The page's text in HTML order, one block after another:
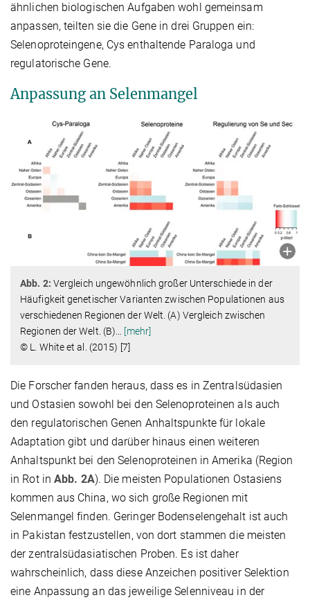
ähnlichen biologischen Aufgaben wohl gemeinsam
anpassen, teilten sie die Gene in drei Gruppen ein:
Selenoproteingene, Cys enthaltende Paraloga und
regulatorische Gene.
Anpassung an Selenmangel
Abb. 2: Vergleich ungewöhnlich großer Unterschiede in der
Häufigkeit genetischer Varianten zwischen Populationen aus
verschiedenen Regionen der Welt. (A) Vergleich zwischen
Regionen der Welt. (B)
[mehr]
© L. White et al. (2015) [7]
Die Forscher fanden heraus, dass es in Zentralsüdasien
und Ostasien sowohl bei den Selenoproteinen als auch
den regulatorischen Genen Anhaltspunkte für lokale
Adaptation gibt und darüber hinaus einen weiteren
Anhaltspunkt bei den Selenoproteinen in Amerika (Region
in Rot in Abb. 2A). Die meisten Populationen Ostasiens
kommen aus China, wo sich große Regionen mit
Selenmangel finden. Geringer Bodenselengehalt ist auch
in Pakistan festzustellen, von dort stammen die meisten
der zentralsüdasiatischen Proben. Es ist daher
wahrscheinlich, dass diese Anzeichen positiver Selektion
eine Anpassung an das jeweilige Selenniveau in der